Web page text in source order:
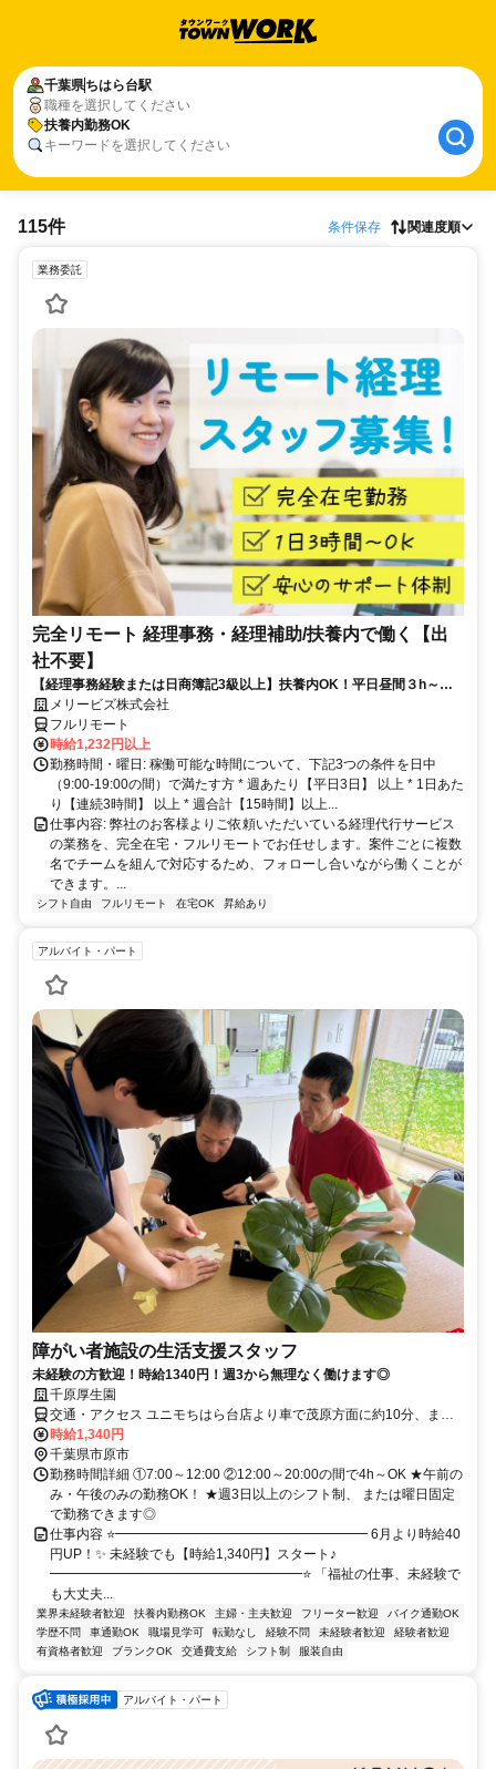
千葉県ちはら台駅
職種を選択してください
扶養内勤務OK
キーワードを選択してください
115件 条件保存 関連度順
業務委託
完全リモート 経理事務・経理補助/扶養内で働く【出
社不要】
【経理事務経験または日商簿記3級以上】扶養内OK！平日昼間３h～。
完全在宅で育児・介護中の方も大歓迎♪
メリービズ株式会社
フルリモート
時給1,232円以上
勤務時間・曜日: 稼働可能な時間について、下記3つの条件を日中
（9:00-19:00の間）で満たす方 * 週あたり【平日3日】 以上 * 1日あた
り【連続3時間】 以上 * 週合計【15時間】以上...
仕事内容: 弊社のお客様よりご依頼いただいている経理代行サービス
の業務を、完全在宅・フルリモートでお任せします。案件ごとに複数
名でチームを組んで対応するため、フォローし合いながら働くことが
できます。...
シフト自由 フルリモート 在宅OK 昇給あり
アルバイト・パート
障がい者施設の生活支援スタッフ
未経験の方歓迎！時給1340円！週3から無理なく働けます◎
千原厚生園
交通・アクセス ユニモちはら台店より車で茂原方面に約10分、また
は茂原駅より車で市原市方面に約30分
時給1,340円
千葉県市原市
勤務時間詳細 ①7:00～12:00 ②12:00～20:00の間で4h～OK ★午前の
み・午後のみの勤務OK！ ★週3日以上のシフト制、 または曜日固定
で勤務できます◎
仕事内容 ⭐━━━━━━━━━━━━━━━━━━━ 6月より時給40
円UP！✨ 未経験でも【時給1,340円】スタート♪
━━━━━━━━━━━━━━━━━━━⭐ 「福祉の仕事、未経験で
も大丈夫...
業界未経験者歓迎 扶養内勤務OK 主婦・主夫歓迎 フリーター歓迎
バイク通勤OK
学歴不問
車通勤OK 職場見学可 転勤なし 経験不問 未経験者歓迎
経験者歓迎
有資格者歓迎
ブランクOK 交通費支給 シフト制 服装自由
アルバイト・パート